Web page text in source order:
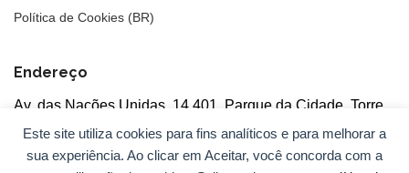
Este site utiliza cookies para fins analíticos e para melhorar a
sua experiência. Ao clicar em Aceitar, você concorda com a
Política de Cookies (BR)
Endereço
Av. das Nações Unidas, 14.401, Parque da Cidade, Torre
Tarumã
5°andar, salas 502/503, CEP: 04730-090, São Paulo, SP